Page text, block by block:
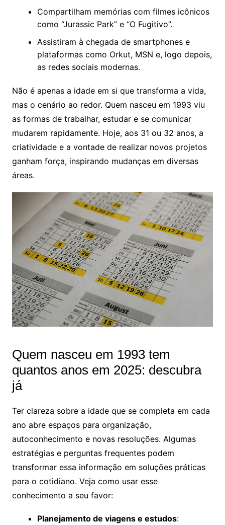
Compartilham memórias com filmes icônicos
como “Jurassic Park” e “O Fugitivo”.
Assistiram à chegada de smartphones e
plataformas como Orkut, MSN e, logo depois,
as redes sociais modernas.
Não é apenas a idade em si que transforma a vida,
mas o cenário ao redor. Quem nasceu em 1993 viu
as formas de trabalhar, estudar e se comunicar
mudarem rapidamente. Hoje, aos 31 ou 32 anos, a
criatividade e a vontade de realizar novos projetos
ganham força, inspirando mudanças em diversas
áreas.
Quem nasceu em 1993 tem
quantos anos em 2025: descubra
já
Ter clareza sobre a idade que se completa em cada
ano abre espaços para organização,
autoconhecimento e novas resoluções. Algumas
estratégias e perguntas frequentes podem
transformar essa informação em soluções práticas
para o cotidiano. Veja como usar esse
conhecimento a seu favor:
Planejamento de viagens e estudos: